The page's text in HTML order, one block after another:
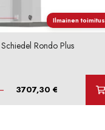
Ilmainen toimitus
Rondo Plus
3707,30€ Hintaluokka: